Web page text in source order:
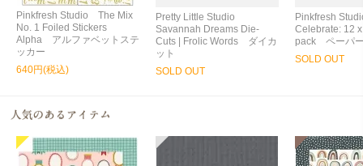
Pinkfresh Studio The Mix
No. 1 Foiled Stickers
Alpha アルファベットステ
ッカー
640円(税込)
Pretty Little Studio
Savannah Dreams Die-
Cuts | Frolic Words ダイカ
ット
SOLD OUT
Pinkfresh
Celebrate: 12
pack ペーパ
SOLD OUT